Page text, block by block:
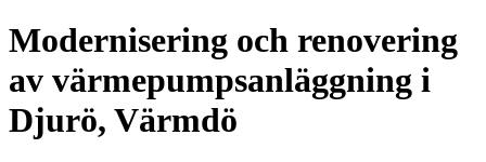
Modernisering och renovering
av värmepumpsanläggning i
Djurö, Värmdö